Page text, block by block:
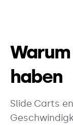
haben
Slide Carts